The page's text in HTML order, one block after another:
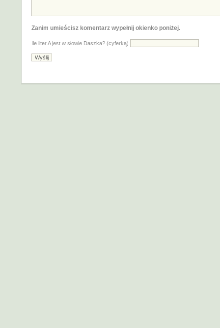
Zanim umieścisz komentarz wypełnij okienko poniżej.
Ile liter A jest w słowie Daszka? (cyferką)